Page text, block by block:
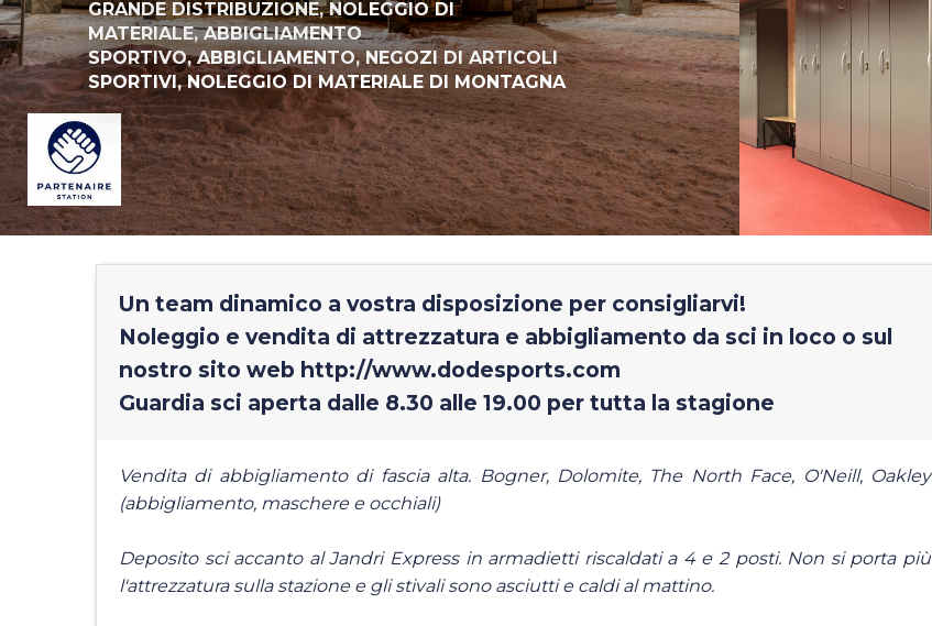
GRANDE DISTRIBUZIONE,NOLEGGIO DI
MATERIALE,ABBIGLIAMENTO
SPORTIVO,ABBIGLIAMENTO,NEGOZI DI ARTICOLI
SPORTIVI,NOLEGGIO DI MATERIALE DI MONTAGNA
Un team dinamico a vostra disposizione per consigliarvi!
Noleggio e vendita di attrezzatura e abbigliamento da sci in loco o sul
nostro sito web http://www.dodesports.com
Guardia sci aperta dalle 8.30 alle 19.00 per tutta la stagione
Vendita di abbigliamento di fascia alta. Bogner, Dolomite, The North Face, O'Neill, Oakley
(abbigliamento, maschere e occhiali)
Deposito sci accanto al Jandri Express in armadietti riscaldati a 4 e 2 posti. Non si porta più
l'attrezzatura sulla stazione e gli stivali sono asciutti e caldi al mattino.